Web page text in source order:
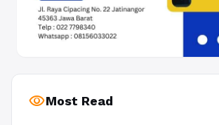
visibilityMost Read